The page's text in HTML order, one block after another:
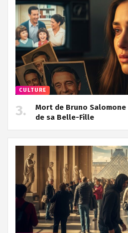
CULTURE
Mort de Bruno Salomone
de sa Belle-Fille